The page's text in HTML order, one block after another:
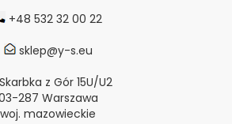
+48 532 32 00 22
sklep@y-s.eu
Skarbka z Gór 15U/U2
287 Warszawa
woj. mazowieckie